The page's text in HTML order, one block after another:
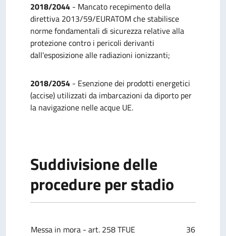
2018/2044 - Mancato recepimento della
direttiva 2013/59/EURATOM che stabilisce
norme fondamentali di sicurezza relative alla
protezione contro i pericoli derivanti
dall'esposizione alle radiazioni ionizzanti;
2018/2054 - Esenzione dei prodotti energetici
(accise) utilizzati da imbarcazioni da diporto per
la navigazione nelle acque UE.
Suddivisione delle
procedure per stadio
Messa in mora - art. 258 TFUE
36